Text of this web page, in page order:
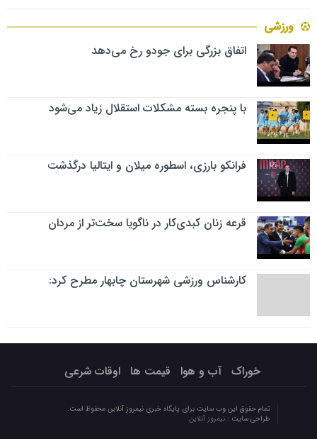
ورزشی
اتفاق بزرگی برای جودو رخ می‌دهد
با پنجره بسته مشکلات استقلال زیاد می‌شود
فرانکو بارزی، اسطوره میلان و ایتالیا درگذشت
قرعه زنان کبدی‌کار در ناگویا سخت‌تر از مردان
کارشناس ورزشی شهرستان چابهار مطرح کرد:
خوراک آب و هوا قیمت ها اوقات شرعی
تمام حقوق این وب سایت برای پایگاه خبری نیمروز آنلاین محفوظ است.
طراحی سایت : نیمروز آنلاین